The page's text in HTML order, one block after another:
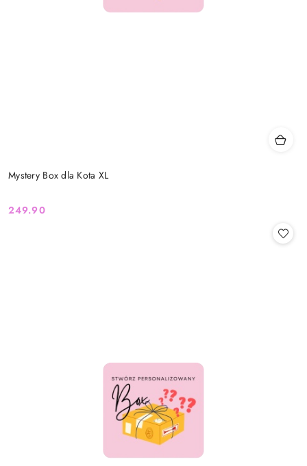
Mystery Box dla Kota XL
Cena:
249.90